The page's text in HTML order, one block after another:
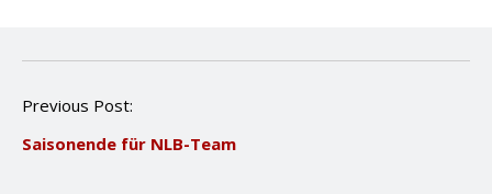
P
s
Previous Post:
Saisonende für NLB-Team